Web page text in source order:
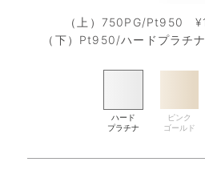
（上）750PG/Pt950
（下）Pt950/ハードプラ